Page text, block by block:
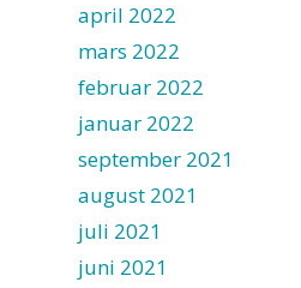
april 2022
mars 2022
februar 2022
januar 2022
september 2021
august 2021
juli 2021
juni 2021